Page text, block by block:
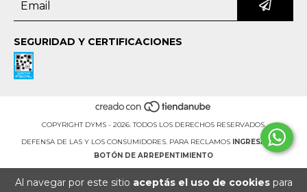
Al navegar por este sitio aceptás el uso de cookiespara
SEGURIDAD Y CERTIFICACIONES
COPYRIGHT DYMS - 2026. TODOS LOS DERECHOS RESERVADOS.
DEFENSA DE LAS Y LOS CONSUMIDORES. PARA RECLAMOS INGRESÁ ACÁ.
BOTÓN DE ARREPENTIMIENTO